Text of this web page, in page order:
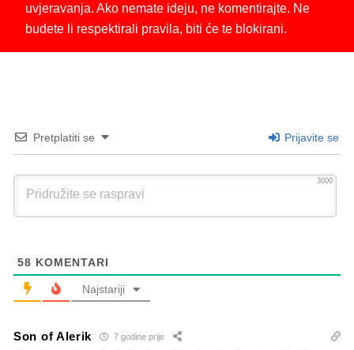
uvjeravanja. Ako nemate ideju, ne komentirajte. Ne
budete li respektirali pravila, biti će te blokirani.
Pretplatiti se Prijavite se
3000
58 KOMENTARI
Najstariji
Son of Alerik 7 godine prije